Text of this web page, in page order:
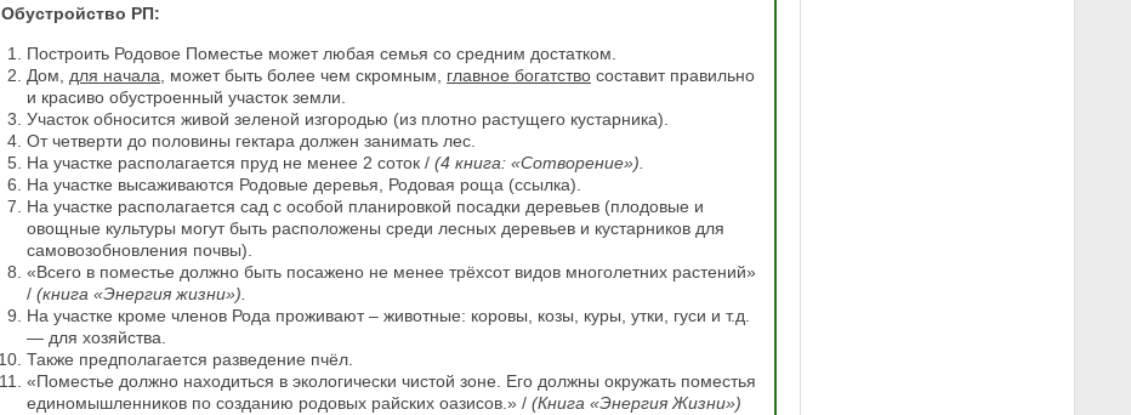
Обустройство РП:
Построить Родовое Поместье может любая семья со средним достатком.
Дом, для начала, может быть более чем скромным, главное богатство составит правильно
и красиво обустроенный участок земли.
Участок обносится живой зеленой изгородью (из плотно растущего кустарника).
От четверти до половины гектара должен занимать лес.
На участке располагается пруд не менее 2 соток / (4 книга: «Сотворение»).
На участке высаживаются Родовые деревья, Родовая роща (ссылка).
На участке располагается сад с особой планировкой посадки деревьев (плодовые и
овощные культуры могут быть расположены среди лесных деревьев и кустарников для
самовозобновления почвы).
«Всего в поместье должно быть посажено не менее трёхсот видов многолетних растений»
/ (книга «Энергия жизни»).
На участке кроме членов Рода проживают – животные: коровы, козы, куры, утки, гуси и т.д.
— для хозяйства.
Также предполагается разведение пчёл.
«Поместье должно находиться в экологически чистой зоне. Его должны окружать поместья
единомышленников по созданию родовых райских оазисов.» / (Книга «Энергия Жизни»)